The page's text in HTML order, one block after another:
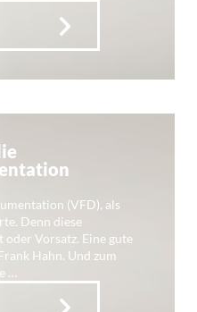
(VFD), als
Denn diese
Vorsatz. Eine gute
Hahn. Und zum
…